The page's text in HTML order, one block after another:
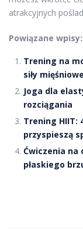
atrakcyjnych
Powiązane wpisy:
Trening na
siły
Joga dla
rozciągania
Trening HIIT:
przyspieszą
Ćwiczenia na
płaskiego